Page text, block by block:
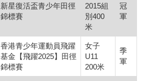
新星復活盃青少年田徑
錦標賽
2015組
別400
米
冠
軍
香港青少年運動員飛躍
基金【飛躍2025】田徑
錦標賽
女子
U11
200米
季
軍